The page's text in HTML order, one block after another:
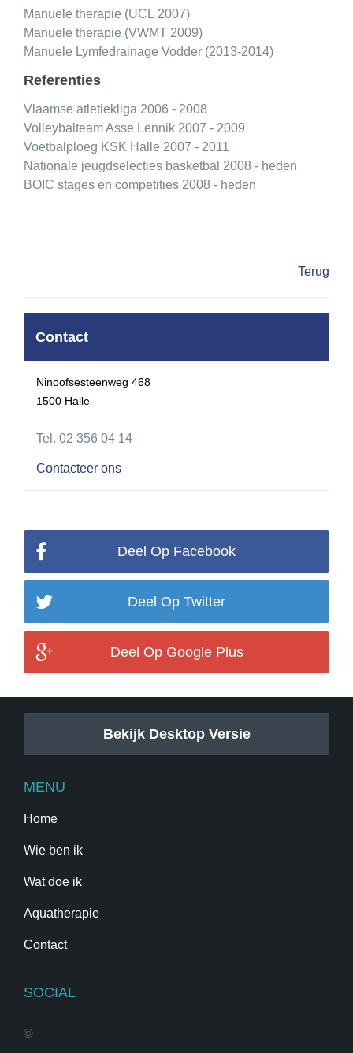
Manuele therapie (UCL 2007)
Manuele therapie (VWMT 2009)
Manuele Lymfedrainage Vodder (2013-2014)
Referenties
Vlaamse atletiekliga 2006 - 2008
Volleybalteam Asse Lennik 2007 - 2009
Voetbalploeg KSK Halle 2007 - 2011
Nationale jeugdselecties basketbal 2008 - heden
BOIC stages en competities 2008 - heden
Terug
Contact
Ninoofsesteenweg 468
1500 Halle
Tel. 02 356 04 14
Contacteer ons
Deel Op Facebook
Deel Op Twitter
Deel Op Google Plus
Bekijk Desktop Versie
MENU
Home
Wie ben ik
Wat doe ik
Aquatherapie
Contact
SOCIAL
©